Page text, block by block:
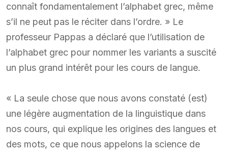
connaît fondamentalement l’alphabet grec, même
s’il ne peut pas le réciter dans l’ordre. » Le
professeur Pappas a déclaré que l’utilisation de
l’alphabet grec pour nommer les variants a suscité
un plus grand intérêt pour les cours de langue.
« La seule chose que nous avons constaté (est)
une légère augmentation de la linguistique dans
nos cours, qui explique les origines des langues et
des mots, ce que nous appelons la science de